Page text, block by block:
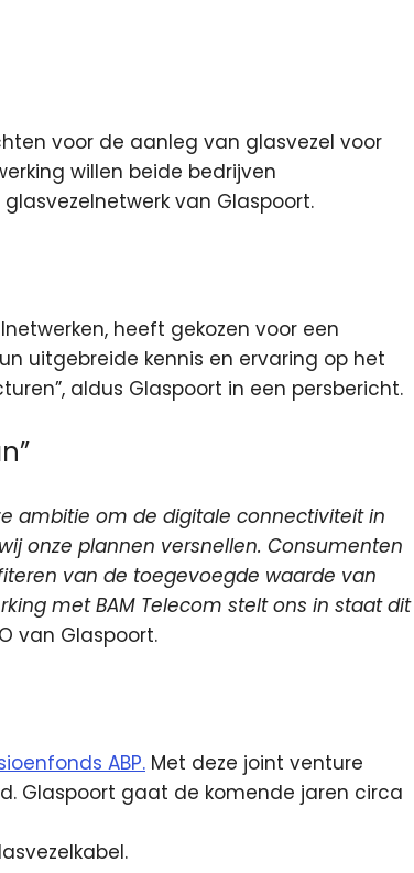
voor de aanleg van glasvezel voor
willen beide bedrijven
van Glaspoort.
heeft gekozen voor een
uitgebreide kennis en ervaring op het
aldus Glaspoort in een persbericht.
ambitie om de digitale connectiviteit in
onze plannen versnellen. Consumenten
van de toegevoegde waarde van
met BAM Telecom stelt ons in staat dit
van Glaspoort.
ABP. Met deze joint venture
Glaspoort gaat de komende jaren circa